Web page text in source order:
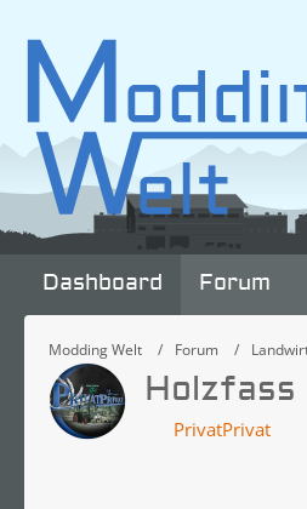
Dashboard Forum
Modding Welt Forum
Holzfass
PrivatPrivat